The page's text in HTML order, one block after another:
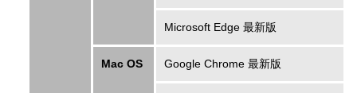
Microsoft Edge 最新版
Mac OS Google Chrome 最新版